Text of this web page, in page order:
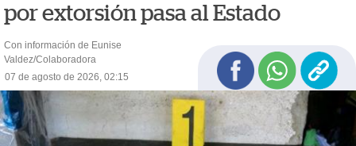
por extorsión pasa al Estado
Con información de Eunise
Valdez/Colaboradora
07 de agosto de 2026, 02:15